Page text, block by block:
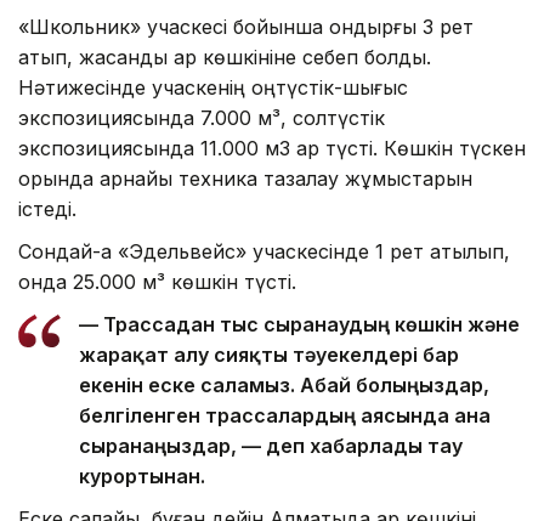
«Школьник» учаскесі бойынша қондырғы 3 рет
атып, жасанды қар көшкініне себеп болды.
Нәтижесінде учаскенің оңтүстік-шығыс
экспозициясында 7.000 м³, солтүстік
экспозициясында 11.000 мЗ қар түсті. Көшкін түскен
орында арнайы техника тазалау жұмыстарын
істеді.
Сондай-ақ «Эдельвейс» учаскесінде 1 рет атылып,
онда 25.000 м³ көшкін түсті.
— Трассадан тыс сырғанаудың көшкін және
жарақат алу сияқты тәуекелдері бар
екенін еске саламыз. Абай болыңыздар,
белгіленген трассалардың аясында ғана
сырғанаңыздар, — деп хабарлады тау
курортынан.